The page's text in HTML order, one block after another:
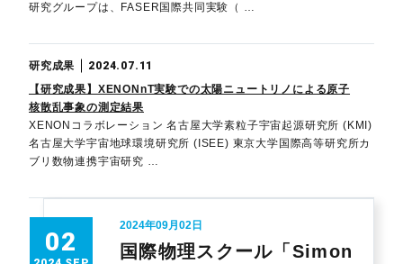
研究グループは、FASER国際共同実験（ …
研究成果
2024.07.11
【研究成果】XENONnT実験での太陽ニュートリノによる原子
核散乱事象の測定結果
XENONコラボレーション 名古屋大学素粒子宇宙起源研究所 (KMI)
名古屋大学宇宙地球環境研究所 (ISEE) 東京大学国際高等研究所カ
ブリ数物連携宇宙研究 …
02
2024年09月02日
国際物理スクール「Simon